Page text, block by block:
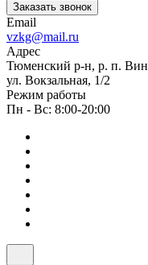
Заказать звонок
Email
vzkg@mail.ru
Адрес
Тюменский р-н, р. п.
ул. Вокзальная, 1/2
Режим работы
Пн - Вс: 8:00-20:00